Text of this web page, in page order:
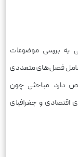
به بررسی موضوعات
شامل فصل‌های متعددی
دارد. مباحثی چون
اقتصادی و جغرافیای